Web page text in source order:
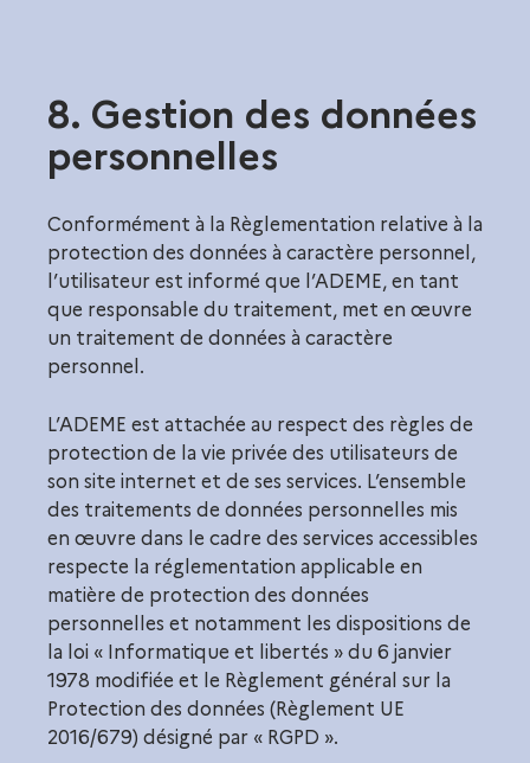
8. Gestion des données
personnelles
Conformément à la Règlementation relative à la
protection des données à caractère personnel,
l’utilisateur est informé que l’ADEME, en tant
que responsable du traitement, met en œuvre
un traitement de données à caractère
personnel.
L’ADEME est attachée au respect des règles de
protection de la vie privée des utilisateurs de
son site internet et de ses services. L’ensemble
des traitements de données personnelles mis
en œuvre dans le cadre des services accessibles
respecte la réglementation applicable en
matière de protection des données
personnelles et notamment les dispositions de
la loi « Informatique et libertés » du 6 janvier
1978 modifiée et le Règlement général sur la
Protection des données (Règlement UE
2016/679) désigné par « RGPD ».